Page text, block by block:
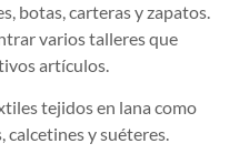
botas, carteras y zapatos.
varios talleres que
artículos.
tejidos en lana como
calcetines y suéteres.